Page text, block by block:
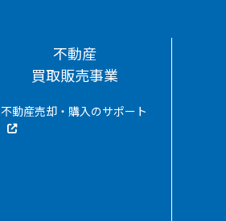
不動産
買取販売事業
不動産売却・購入のサポート